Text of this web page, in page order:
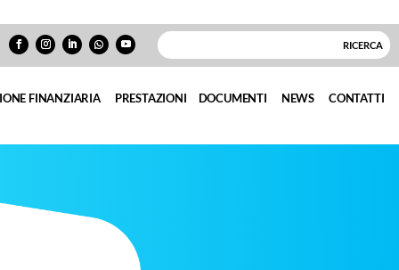
FINANZIARIA PRESTAZIONI DOCUMENTI NEWS CONTATTI